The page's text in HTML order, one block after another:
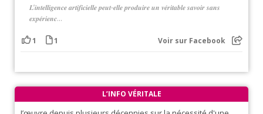
𝑳’𝒊𝒏𝒕𝒆𝒍𝒍𝒊𝒈𝒆𝒏𝒄𝒆 𝒂𝒓𝒕𝒊𝒇𝒊𝒄𝒊𝒆𝒍𝒍𝒆 𝒑𝒆𝒖𝒕-𝒆𝒍𝒍𝒆 𝒑𝒓𝒐𝒅𝒖𝒊𝒓𝒆 𝒖𝒏 𝒗𝒆́𝒓𝒊𝒕𝒂𝒃𝒍𝒆 𝒔𝒂𝒗𝒐𝒊𝒓 𝒔𝒂𝒏𝒔
𝒆𝒙𝒑𝒆́𝒓𝒊𝒆𝒏𝒄...
1 1 Voir sur Facebook
L’INFO VÉRITALE